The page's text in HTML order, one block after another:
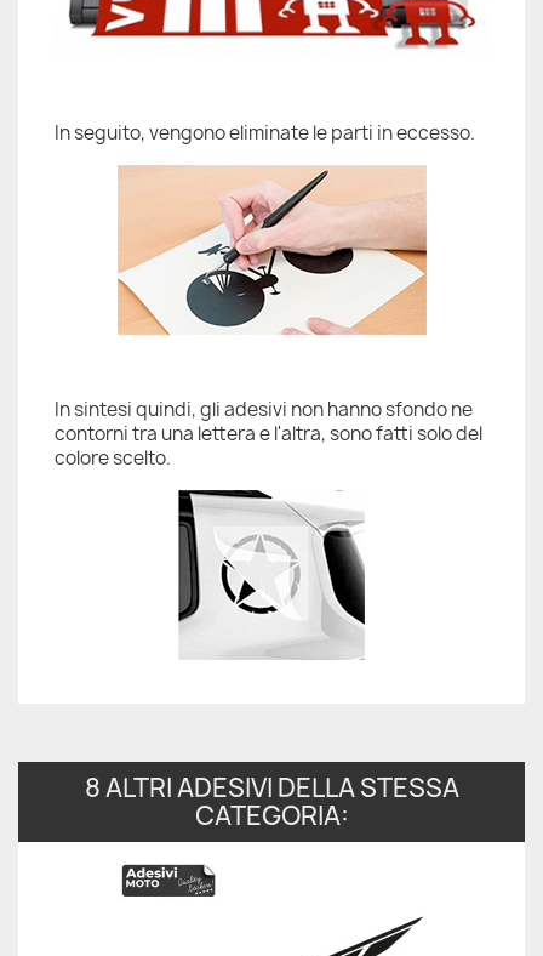
In seguito, vengono eliminate le parti in eccesso.
In sintesi quindi, gli adesivi non hanno sfondo ne
contorni tra una lettera e l'altra, sono fatti solo del
colore scelto.
8 ALTRI ADESIVI DELLA STESSA
CATEGORIA: